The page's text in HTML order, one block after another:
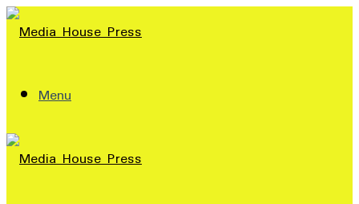
Menu